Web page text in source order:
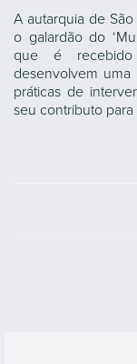
A autarquia de
o galardão do
que é recebido
desenvolvem
práticas de
seu contributo